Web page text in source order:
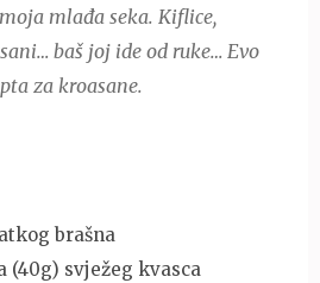
mlađa seka. Kiflice,
baš joj ide od ruke… Evo
za kroasane.
brašna
(40g) svježeg kvasca